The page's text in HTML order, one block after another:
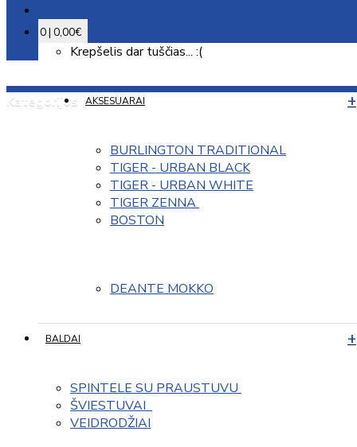
0 | 0,00€
Krepšelis dar tuščias... :(
Kategorijos AKSESUARAI
BURLINGTON TRADITIONAL
TIGER - URBAN BLACK
TIGER - URBAN WHITE
TIGER ZENNA
BOSTON
DEANTE MOKKO
BALDAI
SPINTELE SU PRAUSTUVU
ŠVIESTUVAI
VEIDRODŽIAI